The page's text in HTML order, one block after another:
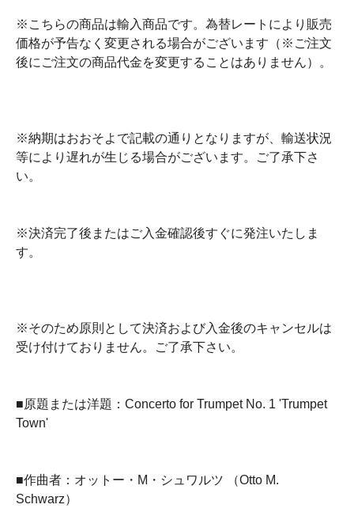
※こちらの商品は輸入商品です。為替レートにより販売
価格が予告なく変更される場合がございます（※ご注文
後にご注文の商品代金を変更することはありません）。
※納期はおおそよで記載の通りとなりますが、輸送状況
等により遅れが生じる場合がございます。ご了承下さ
い。
※決済完了後またはご入金確認後すぐに発注いたしま
す。
※そのため原則として決済および入金後のキャンセルは
受け付けておりません。ご了承下さい。
■原題または洋題：Concerto for Trumpet No. 1 'Trumpet
Town'
■作曲者：オットー・M・シュワルツ （Otto M.
Schwarz）